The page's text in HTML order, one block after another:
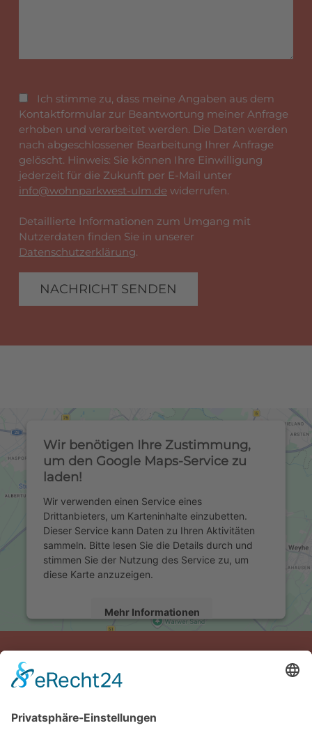
Ich stimme zu, dass meine Angaben aus dem
Kontaktformular zur Beantwortung meiner Anfrage
erhoben und verarbeitet werden. Die Daten werden
nach abgeschlossener Bearbeitung Ihrer Anfrage
gelöscht. Hinweis: Sie können Ihre Einwilligung
jederzeit für die Zukunft per E-Mail unter
info@wohnparkwest-ulm.de widerrufen.
Detaillierte Informationen zum Umgang mit
Nutzerdaten finden Sie in unserer
Datenschutzerklärung.
NACHRICHT SENDEN
Wir benötigen Ihre Zustimmung,
um den Google Maps-Service zu
laden!
Wir verwenden einen Service eines
Drittanbieters, um Karteninhalte einzubetten.
Dieser Service kann Daten zu Ihren Aktivitäten
sammeln. Bitte lesen Sie die Details durch und
stimmen Sie der Nutzung des Service zu, um
diese Karte anzuzeigen.
Mehr Informationen
powered byUsercentrics Consent Management
Platform
KONTAKT
Wohnpark-West Ulm